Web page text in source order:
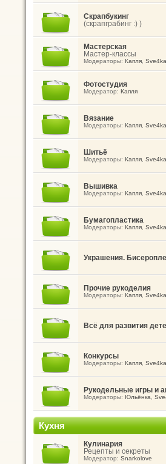
Скрапбукинг
(скрапграбинг :) )
Мастерская
Мастер-классы
Модераторы: Капля, Sve4ka
Фотостудия
Модератор: Капля
Вязание
Модераторы: Капля, Sve4ka
Шитьё
Модераторы: Капля, Sve4ka
Вышивка
Модераторы: Капля, Sve4ka
Бумагопластика
Модераторы: Капля, Sve4ka
Украшения.
Прочие рукоделия
Модераторы: Капля, Sve4ka
Всё для развития
Конкурсы
Модераторы: Капля, Sve4ka
Рукодельные игры и
Модераторы: Юльёнка
Кухня
Кулинария
Рецепты и секреты
Модератор: Snarkolove